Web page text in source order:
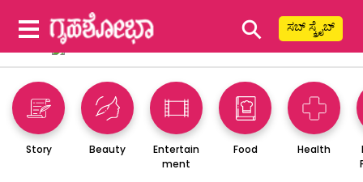
⚲ ಸಬ್ ಸ್ಕ್ರೈಬ್
Story Beauty
Entertain
ment
Food Health